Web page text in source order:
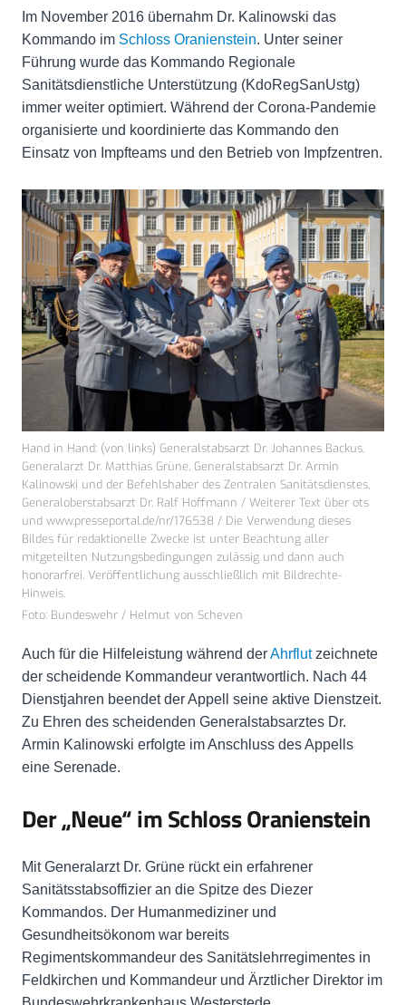
Im November 2016 übernahm Dr. Kalinowski das
Kommando im Schloss Oranienstein. Unter seiner
Führung wurde das Kommando Regionale
Sanitätsdienstliche Unterstützung (KdoRegSanUstg)
immer weiter optimiert. Während der Corona-Pandemie
organisierte und koordinierte das Kommando den
Einsatz von Impfteams und den Betrieb von Impfzentren.
Hand in Hand: (von links) Generalstabsarzt Dr. Johannes Backus,
Generalarzt Dr. Matthias Grüne, Generalstabsarzt Dr. Armin
Kalinowski und der Befehlshaber des Zentralen Sanitätsdienstes,
Generaloberstabsarzt Dr. Ralf Hoffmann / Weiterer Text über ots
und www.presseportal.de/nr/176538 / Die Verwendung dieses
Bildes für redaktionelle Zwecke ist unter Beachtung aller
mitgeteilten Nutzungsbedingungen zulässig und dann auch
honorarfrei. Veröffentlichung ausschließlich mit Bildrechte-
Hinweis.
Foto: Bundeswehr / Helmut von Scheven
Auch für die Hilfeleistung während derAhrflutzeichnete
der scheidende Kommandeur verantwortlich. Nach 44
Dienstjahren beendet der Appell seine aktive Dienstzeit.
Zu Ehren des scheidenden Generalstabsarztes Dr.
Armin Kalinowski erfolgte im Anschluss des Appells
eine Serenade.
Der „Neue“ im Schloss Oranienstein
Mit Generalarzt Dr. Grüne rückt ein erfahrener
Sanitätsstabsoffizier an die Spitze des Diezer
Kommandos. Der Humanmediziner und
Gesundheitsökonom war bereits
Regimentskommandeur des Sanitätslehrregimentes in
Feldkirchen und Kommandeur und Ärztlicher Direktor im